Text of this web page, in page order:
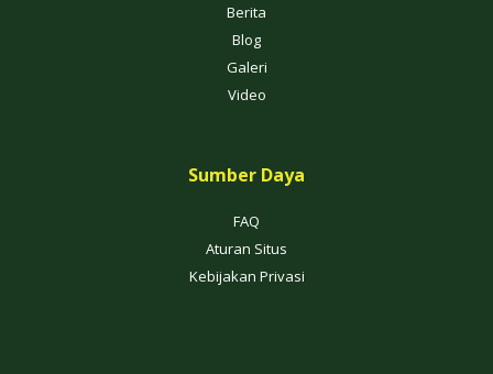
Berita
Blog
Galeri
Video
Sumber Daya
FAQ
Aturan Situs
Kebijakan Privasi